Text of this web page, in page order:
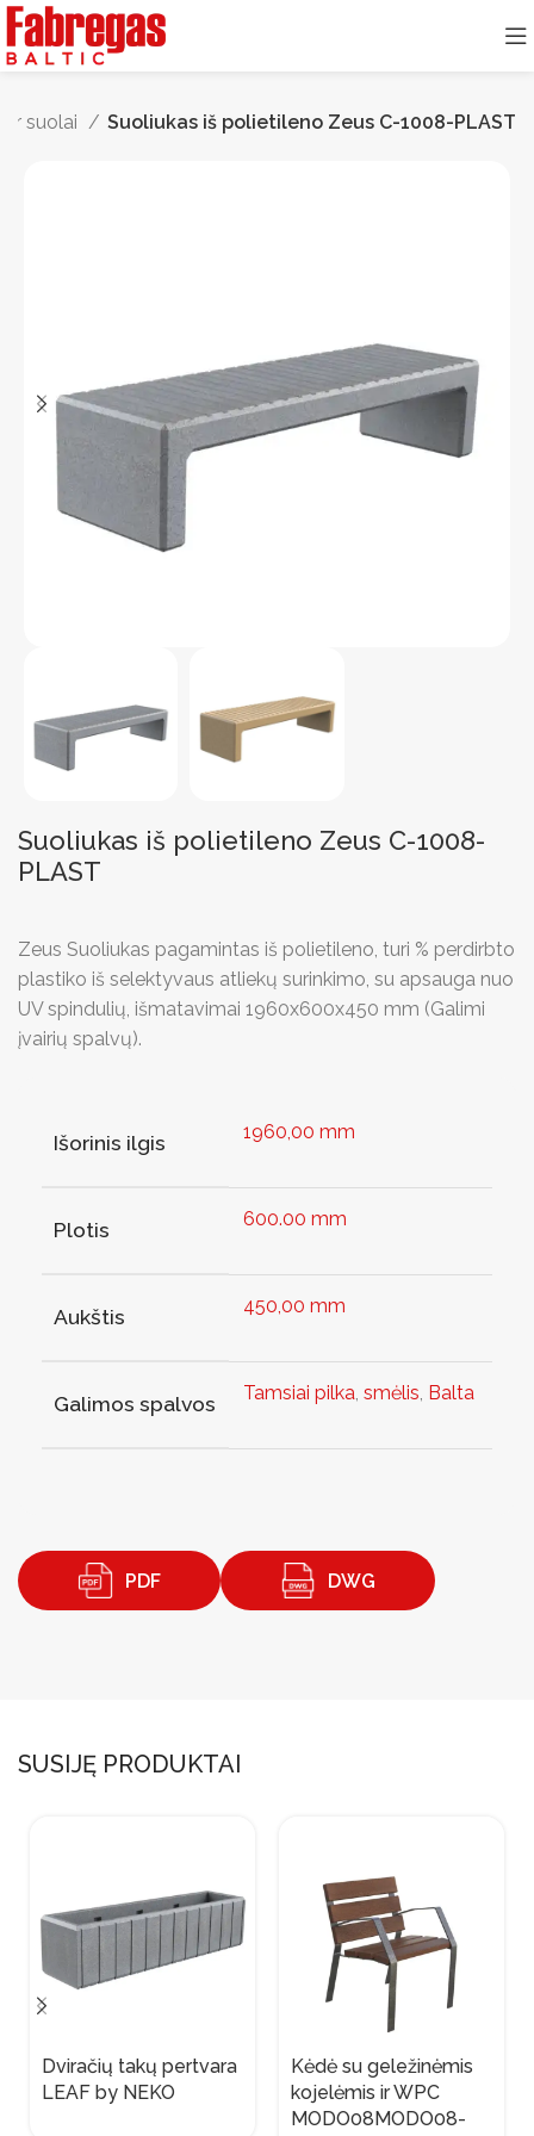
ir suolai Suoliukas iš polietileno Zeus C-1008-PLAST
Suoliukas iš polietileno Zeus C-1008-
PLAST
Zeus Suoliukas pagamintas iš polietileno, turi % perdirbto
plastiko iš selektyvaus atliekų surinkimo, su apsauga nuo
UV spindulių, išmatavimai 1960x600x450 mm (Galimi
įvairių spalvų).
Išorinis ilgis 1960,00 mm
Plotis 600.00 mm
Aukštis 450,00 mm
Galimos spalvos Tamsiai pilka, smėlis, Balta
PDF DWG
SUSIJĘ PRODUKTAI
Dviračių takų pertvara
LEAF by NEKO
Kėdė su geležinėmis
kojelėmis ir WPC
MODO08MODO08-